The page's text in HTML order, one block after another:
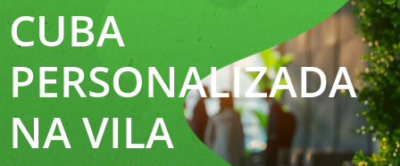
CUBA
PERSONALIZADA
NA VILA